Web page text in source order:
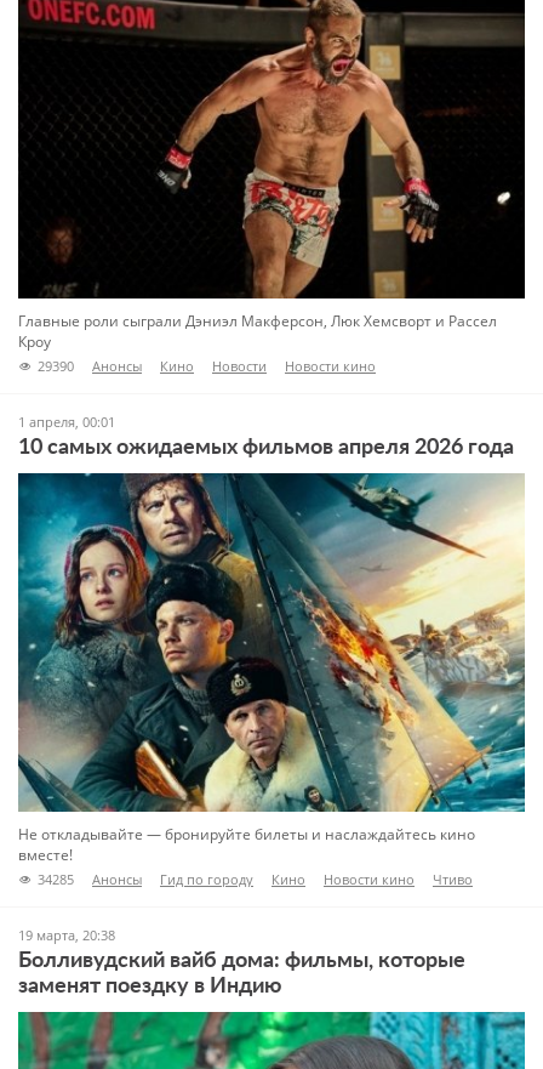
Главные роли сыграли Дэниэл Макферсон, Люк Хемсворт и Рассел
Кроу
29390 Анонсы Кино Новости Новости кино
1 апреля, 00:01
10 самых ожидаемых фильмов апреля 2026 года
Не откладывайте — бронируйте билеты и наслаждайтесь кино
вместе!
34285 Анонсы Гид по городу Кино Новости кино Чтиво
19 марта, 20:38
Болливудский вайб дома: фильмы, которые
заменят поездку в Индию